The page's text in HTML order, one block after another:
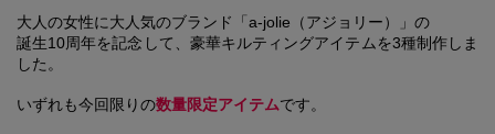
大人の女性に大人気のブランド「a-jolie（アジョリー）」の
誕生10周年を記念して、豪華キルティングアイテムを3種制作しま
した。
いずれも今回限りの数量限定アイテムです。